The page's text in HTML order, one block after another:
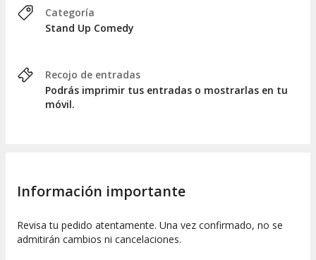
Categoría
Stand Up Comedy
Recojo de entradas
Podrás imprimir tus entradas o mostrarlas en tu
móvil.
Información importante
Revisa tu pedido atentamente. Una vez confirmado, no se
admitirán cambios ni cancelaciones.